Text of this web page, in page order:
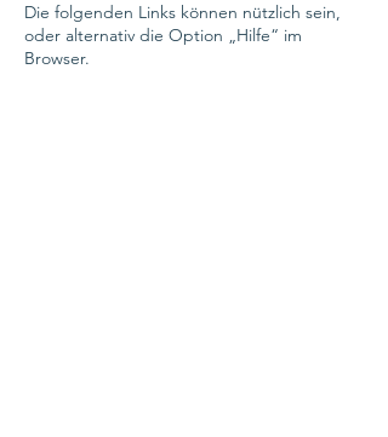
Die folgenden Links können nützlich sein,
oder alternativ die Option „Hilfe“ im
Browser.